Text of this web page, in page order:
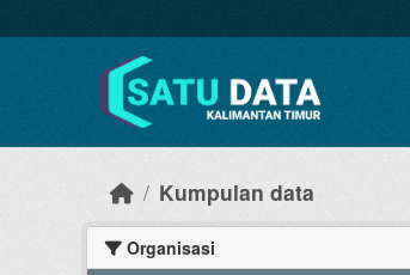
Kumpulan data
Organisasi